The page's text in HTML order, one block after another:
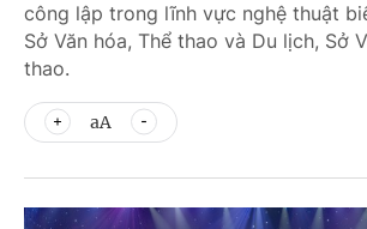
công lập trong lĩnh vực nghệ thuật
Sở Văn hóa, Thể thao và Du lịch, Sở
thao.
aA